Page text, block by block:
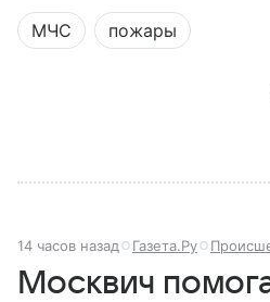
представляет собой МЧС, как
задачи выполняет и какую
современной России.
МЧС пожары
14 часов назад Газета.Ру
Москвич